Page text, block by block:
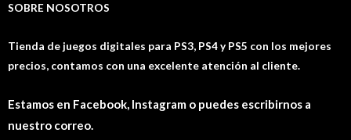
SOBRE NOSOTROS
Tienda de juegos digitales para PS3, PS4 y PS5 con los mejores
precios, contamos con una excelente atención al cliente.
Estamos en Facebook, Instagram o puedes escribirnos a
nuestro correo.